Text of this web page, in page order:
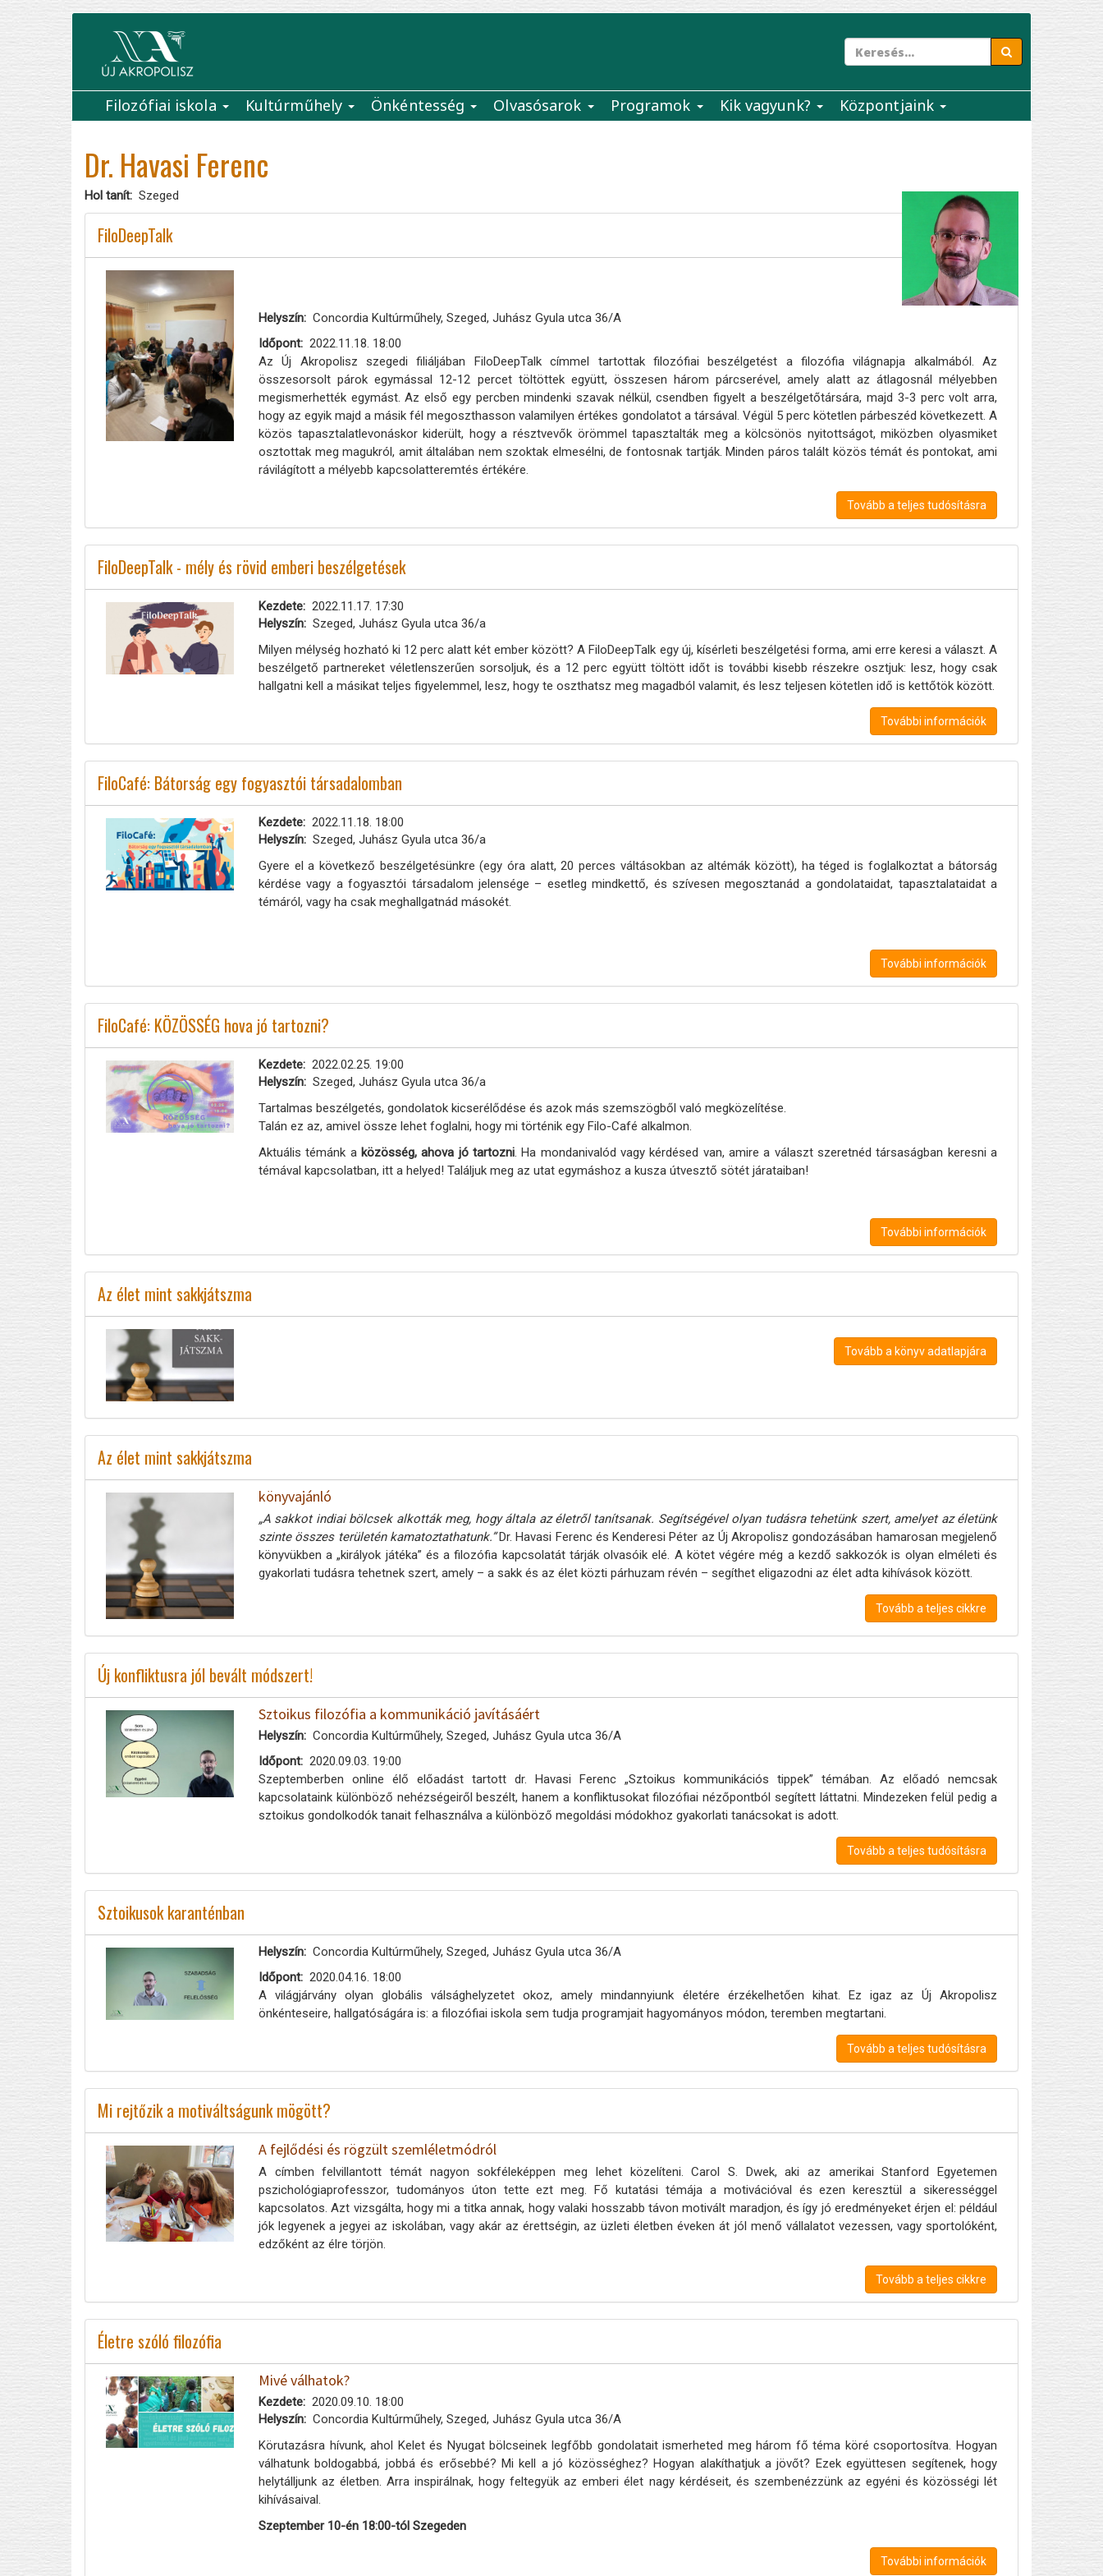
Main
navigation
Filozófiai iskola Kultúrműhely Önkéntesség Olvasósarok Programok Kik vagyunk? Központjaink
Dr. Havasi Ferenc
Hol tanít Szeged
FiloDeepTalk
Helyszín
Concordia Kultúrműhely, Szeged, Juhász Gyula utca 36/A
Időpont
2022.11.18. 18:00
Az Új Akropolisz szegedi filiáljában FiloDeepTalk címmel tartottak filozófiai beszélgetést a filozófia világnapja alkalmából. Az
összesorsolt párok egymással 12-12 percet töltöttek együtt, összesen három párcserével, amely alatt az átlagosnál mélyebben
megismerhették egymást. Az első egy percben mindenki szavak nélkül, csendben figyelt a beszélgetőtársára, majd 3-3 perc volt arra,
hogy az egyik majd a másik fél megoszthasson valamilyen értékes gondolatot a társával. Végül 5 perc kötetlen párbeszéd következett. A
közös tapasztalatlevonáskor kiderült, hogy a résztvevők örömmel tapasztalták meg a kölcsönös nyitottságot, miközben olyasmiket
osztottak meg magukról, amit általában nem szoktak elmesélni, de fontosnak tartják. Minden páros talált közös témát és pontokat, ami
rávilágított a mélyebb kapcsolatteremtés értékére.
Tovább a teljes tudósításra
FiloDeepTalk - mély és rövid emberi beszélgetések
Kezdete
2022.11.17. 17:30
Helyszín
Szeged, Juhász Gyula utca 36/a
Milyen mélység hozható ki 12 perc alatt két ember között? A FiloDeepTalk egy új, kísérleti beszélgetési forma, ami erre keresi a választ. A
beszélgető partnereket véletlenszerűen sorsoljuk, és a 12 perc együtt töltött időt is további kisebb részekre osztjuk: lesz, hogy csak
hallgatni kell a másikat teljes figyelemmel, lesz, hogy te oszthatsz meg magadból valamit, és lesz teljesen kötetlen idő is kettőtök között.
További információk
FiloCafé: Bátorság egy fogyasztói társadalomban
Kezdete
2022.11.18. 18:00
Helyszín
Szeged, Juhász Gyula utca 36/a
Gyere el a következő beszélgetésünkre (egy óra alatt, 20 perces váltásokban az altémák között), ha téged is foglalkoztat a bátorság
kérdése vagy a fogyasztói társadalom jelensége – esetleg mindkettő, és szívesen megosztanád a gondolataidat, tapasztalataidat a
témáról, vagy ha csak meghallgatnád másokét.
További információk
FiloCafé: KÖZÖSSÉG hova jó tartozni?
Kezdete
2022.02.25. 19:00
Helyszín
Szeged, Juhász Gyula utca 36/a
Tartalmas beszélgetés, gondolatok kicserélődése és azok más szemszögből való megközelítése.
Talán ez az, amivel össze lehet foglalni, hogy mi történik egy Filo-Café alkalmon.
Aktuális témánk a közösség, ahova jó tartozni. Ha mondanivalód vagy kérdésed van, amire a választ szeretnéd társaságban keresni a
témával kapcsolatban, itt a helyed! Találjuk meg az utat egymáshoz a kusza útvesztő sötét járataiban!
További információk
Az élet mint sakkjátszma
Tovább a könyv adatlapjára
Az élet mint sakkjátszma
könyvajánló
„A sakkot indiai bölcsek alkották meg, hogy általa az életről tanítsanak. Segítségével olyan tudásra tehetünk szert, amelyet az életünk
szinte összes területén kamatoztathatunk.”Dr. Havasi Ferenc és Kenderesi Péter az Új Akropolisz gondozásában hamarosan megjelenő
könyvükben a „királyok játéka” és a filozófia kapcsolatát tárják olvasóik elé. A kötet végére még a kezdő sakkozók is olyan elméleti és
gyakorlati tudásra tehetnek szert, amely – a sakk és az élet közti párhuzam révén – segíthet eligazodni az élet adta kihívások között.
Tovább a teljes cikkre
Új konfliktusra jól bevált módszert!
Sztoikus filozófia a kommunikáció javításáért
Helyszín
Concordia Kultúrműhely, Szeged, Juhász Gyula utca 36/A
Időpont
2020.09.03. 19:00
Szeptemberben online élő előadást tartott dr. Havasi Ferenc „Sztoikus kommunikációs tippek” témában. Az előadó nemcsak
kapcsolataink különböző nehézségeiről beszélt, hanem a konfliktusokat filozófiai nézőpontból segített láttatni. Mindezeken felül pedig a
sztoikus gondolkodók tanait felhasználva a különböző megoldási módokhoz gyakorlati tanácsokat is adott.
Tovább a teljes tudósításra
Sztoikusok karanténban
Helyszín
Concordia Kultúrműhely, Szeged, Juhász Gyula utca 36/A
Időpont
2020.04.16. 18:00
A világjárvány olyan globális válsághelyzetet okoz, amely mindannyiunk életére érzékelhetően kihat. Ez igaz az Új Akropolisz
önkénteseire, hallgatóságára is: a filozófiai iskola sem tudja programjait hagyományos módon, teremben megtartani.
Tovább a teljes tudósításra
Mi rejtőzik a motiváltságunk mögött?
A fejlődési és rögzült szemléletmódról
A címben felvillantott témát nagyon sokféleképpen meg lehet közelíteni. Carol S. Dwek, aki az amerikai Stanford Egyetemen
pszichológiaprofesszor, tudományos úton tette ezt meg. Fő kutatási témája a motivációval és ezen keresztül a sikerességgel
kapcsolatos. Azt vizsgálta, hogy mi a titka annak, hogy valaki hosszabb távon motivált maradjon, és így jó eredményeket érjen el: például
jók legyenek a jegyei az iskolában, vagy akár az érettségin, az üzleti életben éveken át jól menő vállalatot vezessen, vagy sportolóként,
edzőként az élre törjön.
Tovább a teljes cikkre
Életre szóló filozófia
Mivé válhatok?
Kezdete
2020.09.10. 18:00
Helyszín
Concordia Kultúrműhely, Szeged, Juhász Gyula utca 36/A
Körutazásra hívunk, ahol Kelet és Nyugat bölcseinek legfőbb gondolatait ismerheted meg három fő téma köré csoportosítva. Hogyan
válhatunk boldogabbá, jobbá és erősebbé? Mi kell a jó közösséghez? Hogyan alakíthatjuk a jövőt? Ezek együttesen segítenek, hogy
helytálljunk az életben. Arra inspirálnak, hogy feltegyük az emberi élet nagy kérdéseit, és szembenézzünk az egyéni és közösségi lét
kihívásaival.
Szeptember 10-én 18:00-tól Szegeden
További információk